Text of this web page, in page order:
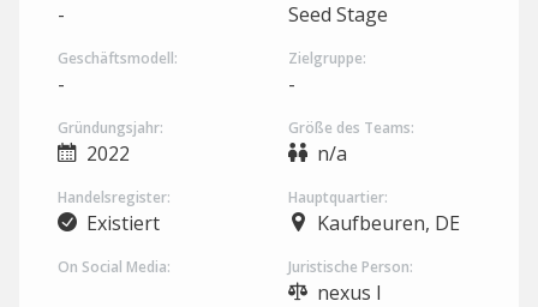
- Seed Stage
Geschäftsmodell:
-
Zielgruppe:
-
Gründungsjahr:
2022
Größe des Teams:
n/a
Handelsregister:
Existiert
Hauptquartier:
Kaufbeuren, DE
On Social Media: Juristische Person:
nexus I